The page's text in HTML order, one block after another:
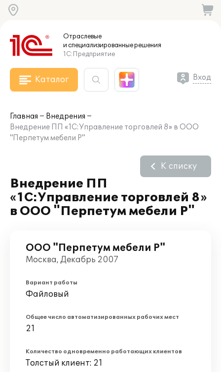
Отраслевые
и специализированныерешения
1С:Предприятие
Каталог Вход
Главная
Внедрения
Внедрение ПП «1С:Управление торговлей 8» в ООО
"Перпетум мебели Р"
Внедрение ПП
«1С:Управление торговлей 8»
в ООО "Перпетум мебели Р"
К списку
ООО "Перпетум мебели Р"
Москва, Декабрь 2007
Вариант работы
Файловый
Общее число автоматизированных рабочих мест
21
Количество одновременно работающих клиентов
Толстый клиент: 21